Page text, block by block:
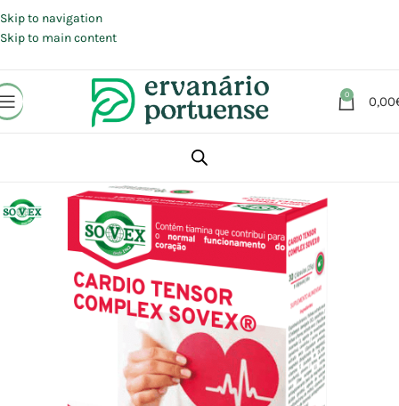
Skip to navigation
Skip to main content
0 0,00
Suplementos alimentares